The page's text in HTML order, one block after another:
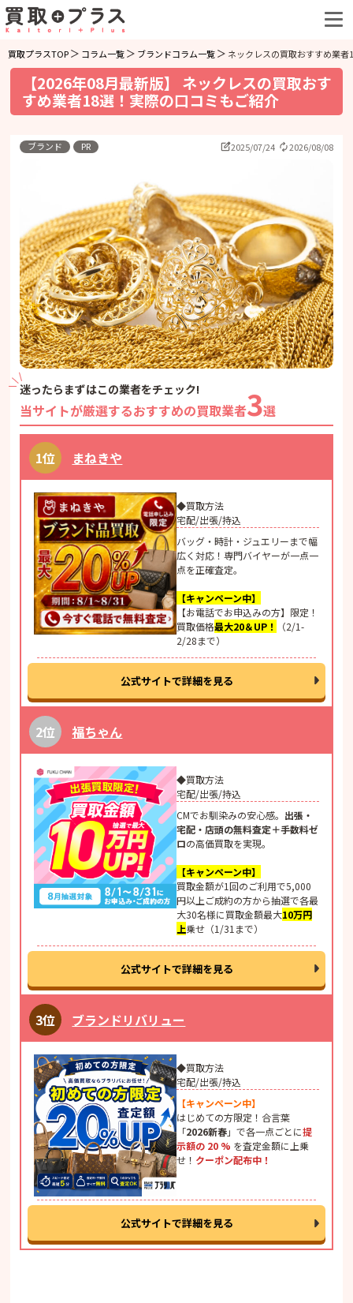
買取プラスTOP コラム一覧 ブランドコラム一覧 ネックレスの買取おすすめ業
【2026年08月最新版】 ネックレスの買取おす
すめ業者18選！実際の口コミもご紹介
2025/07/24 2026/08/08
ブランド PR
迷ったらまずはこの業者をチェック!
当サイトが厳選するおすすめの買取業者3選
まねきや
◆買取方法
宅配/出張/持込
バッグ・時計・ジュエリーまで幅
広く対応！専門バイヤーが一点一
点を正確査定。
【キャンペーン中】
【お電話でお申込みの方】限定！
買取価格最大20＆UP ！
（2/1-
2/28まで）
公式サイトで詳細を見る
福ちゃん
◆買取方法
宅配/出張/持込
CMでお馴染みの安心感。 出張・
宅配・店頭の無料査定＋手数料ゼ
ロの高価買取を実現。
【キャンペーン中】
買取金額が1回のご利用で5,000
円以上ご成約の方から抽選で各最
大30名様に買取金額最大10万円
上乗せ（1/31まで）
公式サイトで詳細を見る
ブランドリバリュー
◆買取方法
宅配/出張/持込
【キャンペーン中】
はじめての方限定！合言葉
「2026新春」で各一点ごとに提
示額の 20 % を査定金額に上乗
せ！ クーポン配布中！
公式サイトで詳細を見る